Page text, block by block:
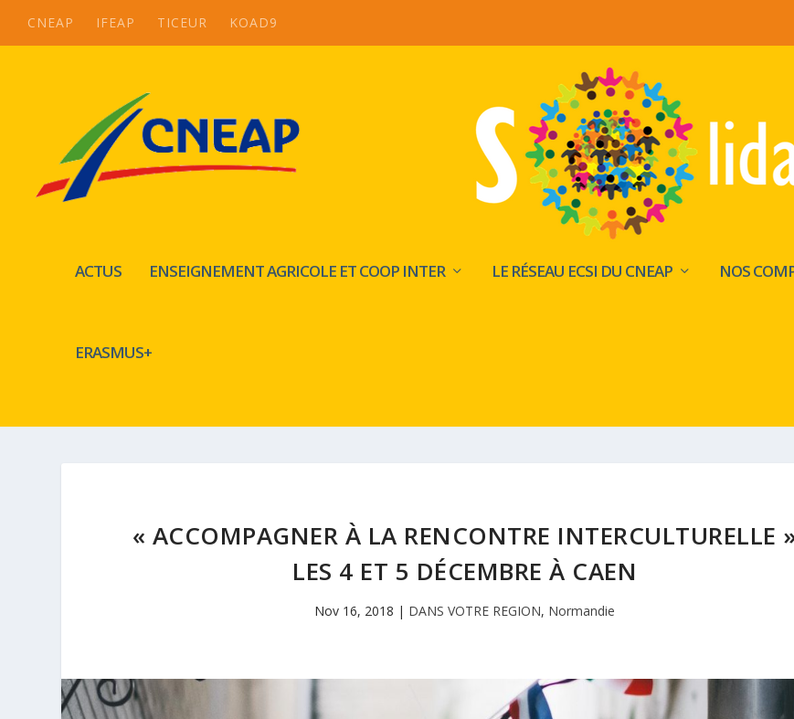
CNEAP IFEAP TICEUR KOAD9
ACTUS ENSEIGNEMENT AGRICOLE ET COOP INTER LE RÉSEAU ECSI DU CNEAP NOS
ERASMUS+
« ACCOMPAGNER À LA RENCONTRE INTERCULTURELLE
LES 4 ET 5 DÉCEMBRE À CAEN
Nov 16, 2018 | DANS VOTRE REGION, Normandie